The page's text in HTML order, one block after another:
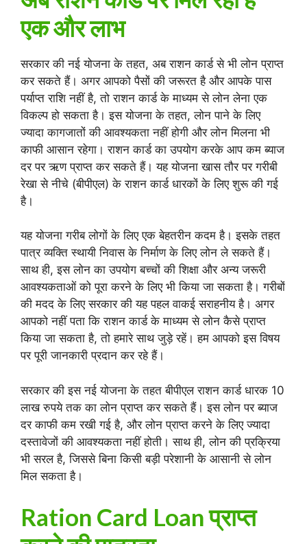
एक और लाभ
सरकार की नई योजना के तहत, अब राशन कार्ड से भी लोन प्राप्त
कर सकते हैं। अगर आपको पैसों की जरूरत है और आपके पास
पर्याप्त राशि नहीं है, तो राशन कार्ड के माध्यम से लोन लेना एक
विकल्प हो सकता है। इस योजना के तहत, लोन पाने के लिए
ज्यादा कागजातों की आवश्यकता नहीं होगी और लोन मिलना भी
काफी आसान रहेगा। राशन कार्ड का उपयोग करके आप कम ब्याज
दर पर ऋण प्राप्त कर सकते हैं। यह योजना खास तौर पर गरीबी
रेखा से नीचे (बीपीएल) के राशन कार्ड धारकों के लिए शुरू की गई
है।
यह योजना गरीब लोगों के लिए एक बेहतरीन कदम है। इसके तहत
पात्र व्यक्ति स्थायी निवास के निर्माण के लिए लोन ले सकते हैं।
साथ ही, इस लोन का उपयोग बच्चों की शिक्षा और अन्य जरूरी
आवश्यकताओं को पूरा करने के लिए भी किया जा सकता है। गरीबों
की मदद के लिए सरकार की यह पहल वाकई सराहनीय है। अगर
आपको नहीं पता कि राशन कार्ड के माध्यम से लोन कैसे प्राप्त
किया जा सकता है, तो हमारे साथ जुड़े रहें। हम आपको इस विषय
पर पूरी जानकारी प्रदान कर रहे हैं।
सरकार की इस नई योजना के तहत बीपीएल राशन कार्ड धारक 10
लाख रुपये तक का लोन प्राप्त कर सकते हैं। इस लोन पर ब्याज
दर काफी कम रखी गई है, और लोन प्राप्त करने के लिए ज्यादा
दस्तावेजों की आवश्यकता नहीं होती। साथ ही, लोन की प्रक्रिया
भी सरल है, जिससे बिना किसी बड़ी परेशानी के आसानी से लोन
मिल सकता है।
Ration Card Loan प्राप्त